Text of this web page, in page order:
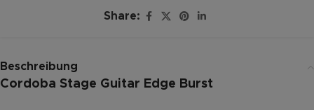
Share:
Beschreibung
Cordoba Stage Guitar Edge Burst